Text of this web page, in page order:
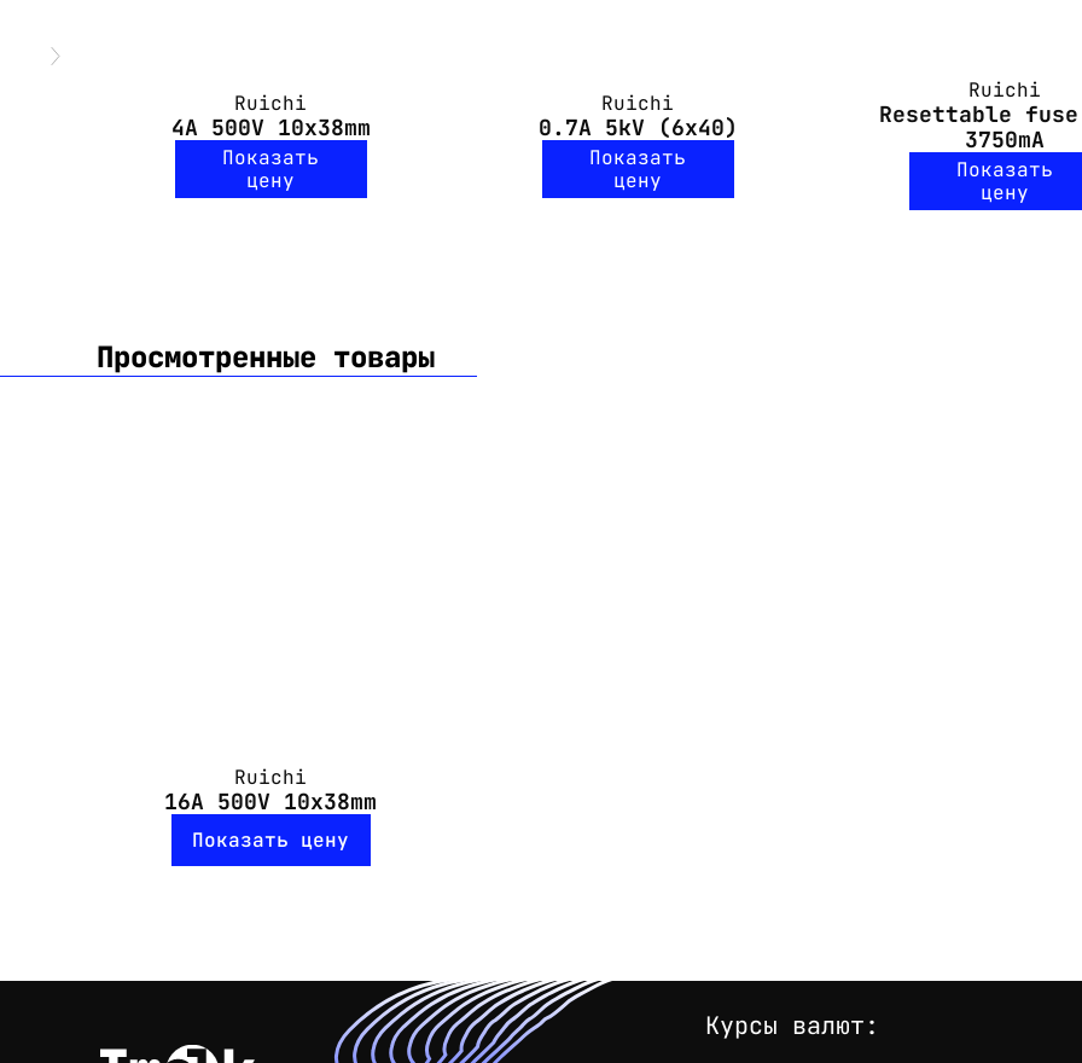
Ruichi
4A 500V 10x38mm
Показать
цену
Ruichi
0.7A 5kV (6x40)
Показать
цену
Ruichi
Resettable fuse
3750mA
Показать
цену
Просмотренные товары
Ruichi
16A 500V 10x38mm
Показать цену
Курсы валют: